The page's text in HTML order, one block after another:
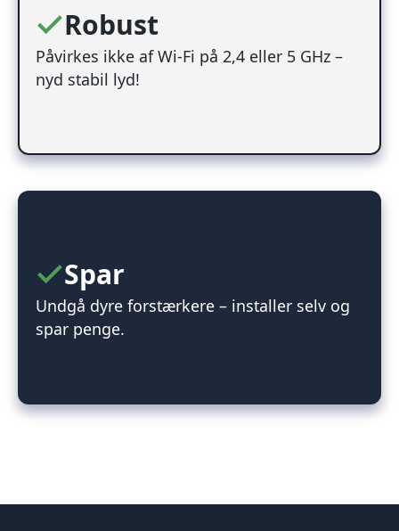
Robust
Påvirkes ikke af Wi-Fi på 2,4 eller 5 GHz –
nyd stabil lyd!
Spar
Undgå dyre forstærkere – installer selv og
spar penge.